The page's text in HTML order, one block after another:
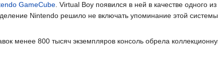
GameCube. Virtual Boy появился в ней в качестве одного
Nintendo решило не включать упоминание этой
менее 800 тысяч экземпляров консоль обрела